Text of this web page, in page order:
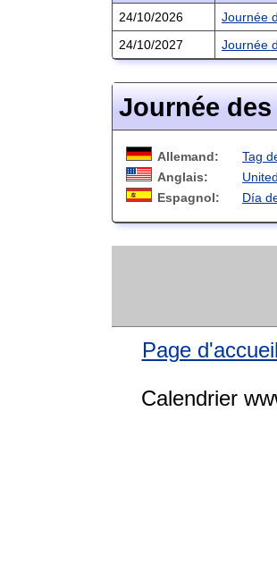
24/10/2026
Journée
24/10/2027
Journée
Journée
Allemand:
Tag
Anglais:
Espagnol:
Día
Page d'accueil
Calendrier